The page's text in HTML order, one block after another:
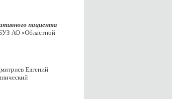
пациента
АО «Областной
Евгений